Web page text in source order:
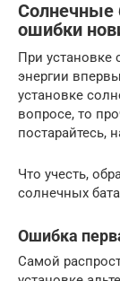
Солнечные
ошибки
При установке
энергии
установке
вопросе, то
постарайтесь,
Что учесть,
солнечных
Ошибка
Самой